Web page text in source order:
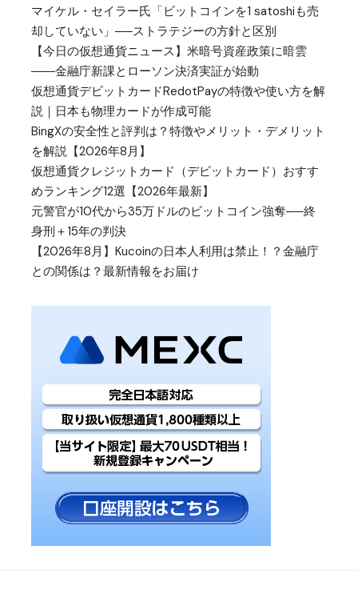
マイケル・セイラー氏「ビットコインを1 satoshiも売
却していない」──ストラテジーの方針と区別
【今日の仮想通貨ニュース】米暗号資産政策に暗雲
――金融庁新課とローソン決済実証が始動
仮想通貨デビットカードRedotPayの特徴や使い方を解
説｜日本も物理カードが作成可能
BingXの安全性と評判は？特徴やメリット・デメリット
を解説【2026年8月】
仮想通貨クレジットカード（デビットカード）おすす
めランキング12選【2026年最新】
元警官が10代から35万ドルのビットコイン強奪──終
身刑＋15年の判決
【2026年8月】Kucoinの日本人利用は禁止！？金融庁
との関係は？最新情報をお届け